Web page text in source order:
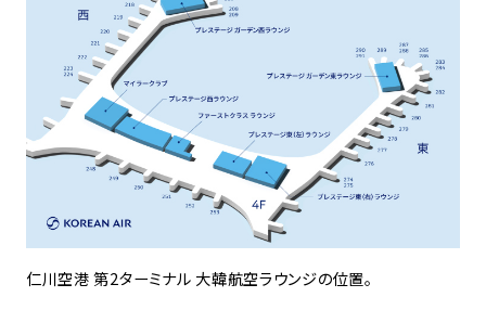
仁川空港 第2ターミナル 大韓航空ラウンジの位置。